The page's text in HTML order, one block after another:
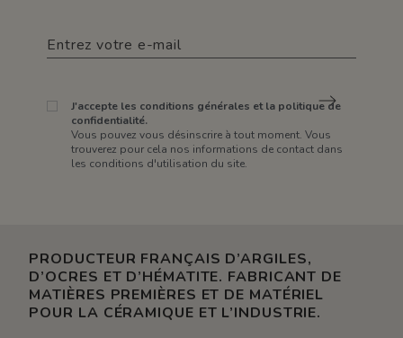
J'accepte les conditions générales et la politique de
confidentialité.
Vous pouvez vous désinscrire à tout moment. Vous
trouverez pour cela nos informations de contact dans
les conditions d'utilisation du site.
PRODUCTEUR FRANÇAIS D’ARGILES,
D’OCRES ET D’HÉMATITE. FABRICANT DE
MATIÈRES PREMIÈRES ET DE MATÉRIEL
POUR LA CÉRAMIQUE ET L’INDUSTRIE.